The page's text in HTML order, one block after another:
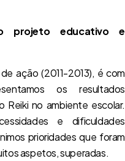
projeto educativo e
ação (2011-2013), é com
os resultados
Reiki no ambiente escolar.
e dificuldades
prioridades que foram
aspetos, superadas.